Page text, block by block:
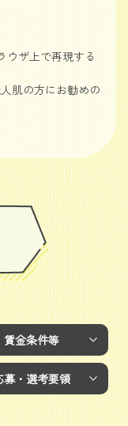
ザ上で再現する
肌の方にお勧めの
賃金条件等
募・選考要領